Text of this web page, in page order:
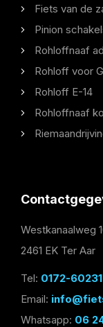
Fiets van de
Pinion
Rohloffnaaf
Rohloff voor
Rohloff E-14
Rohloffnaaf
Westkanaalweg
2461 EK Ter Aar
Tel: 0172-
Email:
Whatsapp: 06